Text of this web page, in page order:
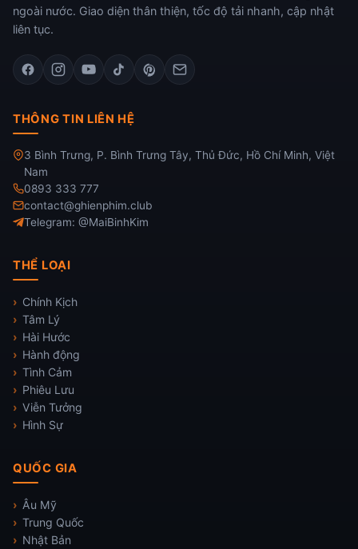
ngoài nước. Giao diện thân thiện, tốc độ tải nhanh, cập nhật
liên tục.
THÔNG TIN LIÊN HỆ
3 Bình Trưng, P. Bình Trưng Tây, Thủ Đức, Hồ Chí Minh, Việt
Nam
0893 333 777
contact@ghienphim.club
Telegram: @MaiBinhKim
THỂ LOẠI
Chính Kịch
Tâm Lý
Hài Hước
Hành động
Tình Cảm
Phiêu Lưu
Viễn Tưởng
Hình Sự
QUỐC GIA
Âu Mỹ
Trung Quốc
Nhật Bản